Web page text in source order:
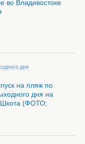
во Владивостоке
дня
на пляж по
дня на
Шкота (ФОТО;